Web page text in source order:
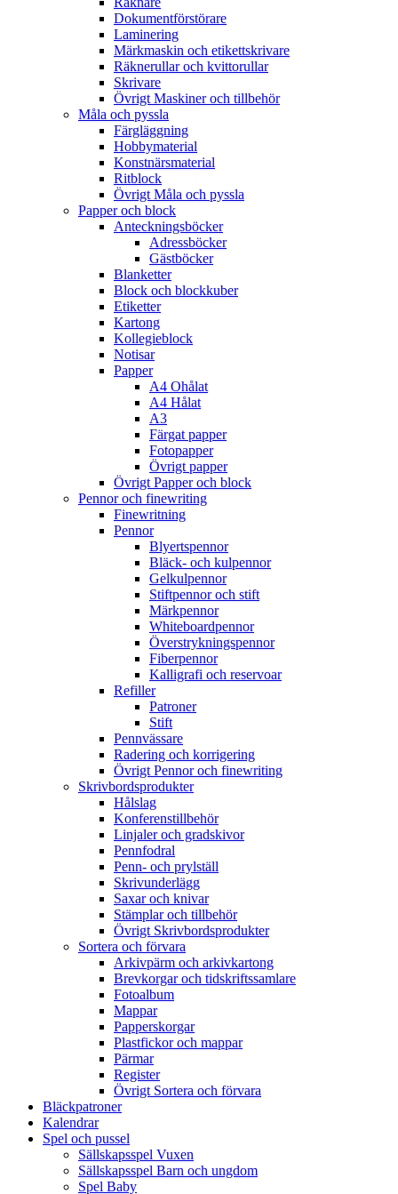
Dokumentförstörare
Laminering
Märkmaskin och etikettskrivare
Räknerullar och kvittorullar
Skrivare
Övrigt Maskiner och tillbehör
Måla och pyssla
Färgläggning
Hobbymaterial
Konstnärsmaterial
Ritblock
Övrigt Måla och pyssla
Papper och block
Anteckningsböcker
Adressböcker
Gästböcker
Blanketter
Block och blockkuber
Etiketter
Kartong
Kollegieblock
Notisar
Papper
A4 Ohålat
A4 Hålat
A3
Färgat papper
Fotopapper
Övrigt papper
Övrigt Papper och block
Pennor och finewriting
Finewritning
Pennor
Blyertspennor
Bläck- och kulpennor
Gelkulpennor
Stiftpennor och stift
Märkpennor
Whiteboardpennor
Överstrykningspennor
Fiberpennor
Kalligrafi och reservoar
Refiller
Patroner
Stift
Pennvässare
Radering och korrigering
Övrigt Pennor och finewriting
Skrivbordsprodukter
Hålslag
Konferenstillbehör
Linjaler och gradskivor
Pennfodral
Penn- och prylställ
Skrivunderlägg
Saxar och knivar
Stämplar och tillbehör
Övrigt Skrivbordsprodukter
Sortera och förvara
Arkivpärm och arkivkartong
Brevkorgar och tidskriftssamlare
Fotoalbum
Mappar
Papperskorgar
Plastfickor och mappar
Pärmar
Register
Övrigt Sortera och förvara
Bläckpatroner
Kalendrar
Spel och pussel
Sällskapsspel Vuxen
Sällskapsspel Barn och ungdom
Spel Baby